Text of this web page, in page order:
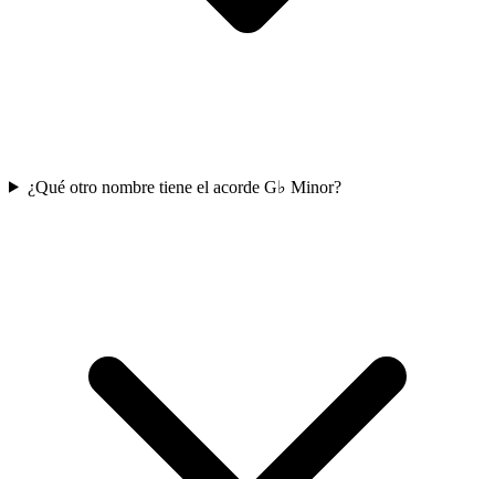
¿Qué otro nombre tiene el acorde G♭ Minor?